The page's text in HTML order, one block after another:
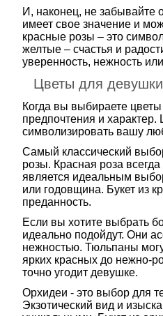
И, наконец, не забывайте
имеет свое значение и
красные розы – это
желтые – счастья и
уверенность, нежность
Цветы для
Когда вы выбираете
предпочтения и
символизировать вашу
Самый классический
розы. Красная роза
является идеальным
или годовщина. Букет из
преданность.
Если вы хотите выбрать
идеально подойдут. Они
нежностью. Тюльпаны
ярких красных до нежно-
точно угодит девушке.
Орхидеи - это выбор для
Экзотический вид и